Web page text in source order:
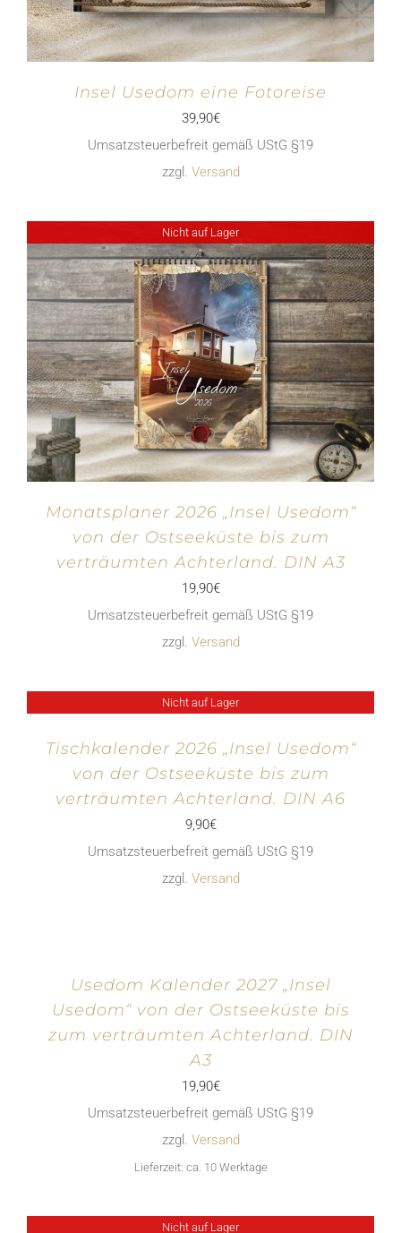
Insel Usedom eine Fotoreise
39,90€
Umsatzsteuerbefreit gemäß UStG §19
zzgl. Versand
Nicht auf Lager
Monatsplaner 2026 „Insel Usedom“
von der Ostseeküste bis zum
verträumten Achterland. DIN A3
19,90€
Umsatzsteuerbefreit gemäß UStG §19
zzgl. Versand
Nicht auf Lager
Tischkalender 2026 „Insel Usedom“
von der Ostseeküste bis zum
verträumten Achterland. DIN A6
9,90€
Umsatzsteuerbefreit gemäß UStG §19
zzgl. Versand
Usedom Kalender 2027 „Insel
Usedom“ von der Ostseeküste bis
zum verträumten Achterland. DIN
A3
19,90€
Umsatzsteuerbefreit gemäß UStG §19
zzgl. Versand
Lieferzeit: ca. 10 Werktage
Nicht auf Lager